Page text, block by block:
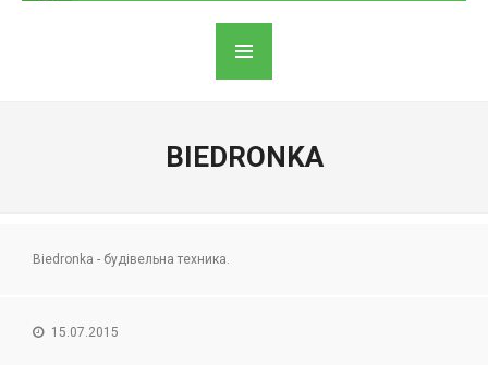
BIEDRONKA
Biedronka - будівельна техника.
15.07.2015